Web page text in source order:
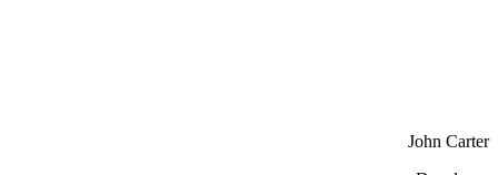
John Carter